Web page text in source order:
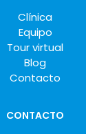
Clínica
Equipo
Tour virtual
Blog
Contacto
CONTACTO